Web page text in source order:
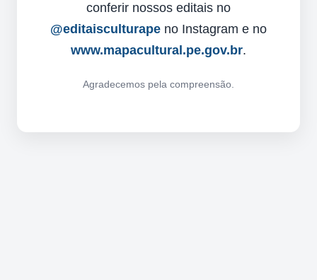
conferir nossos editais no
@editaisculturape no Instagram e no
www.mapacultural.pe.gov.br.
Agradecemos pela compreensão.